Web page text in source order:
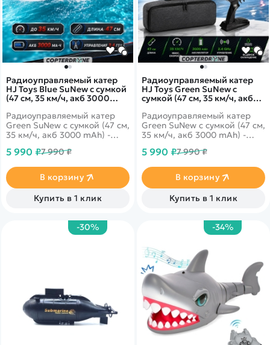
Радиоуправляемый катер
HJ Toys Blue SuNew с сумкой
(47 см, 35 км/ч, акб 3000
BLUE
Радиоуправляемый катер
Green SuNew с сумкой (47 см,
35 км/ч, акб 3000 mAh) -
компактная, мобильная,
даже тех, кто был далек от
мира радиоуправляемой
техники. Катер легко
справится с волной,
обойдет соперников и
придет к финишу первым.
5 990 ₽7 990 ₽
В корзину
Купить в 1 клик
Радиоуправляемый катер
HJ Toys Green SuNew с
сумкой (47 см, 35 км/ч, акб
CARBON-GREEN
Радиоуправляемый катер
Green SuNew с сумкой (47 см,
35 км/ч, акб 3000 mAh) -
компактная, мобильная,
даже тех, кто был далек от
мира радиоуправляемой
техники. Катер легко
справится с волной,
обойдет соперников и
придет к финишу первым.
5 990 ₽7 990 ₽
В корзину
Купить в 1 клик
-30% -34%